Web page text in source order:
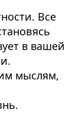
Все
в вашей
мыслям,